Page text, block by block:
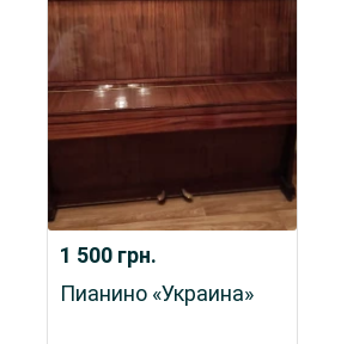
1 500 грн.
Пианино «Украина»